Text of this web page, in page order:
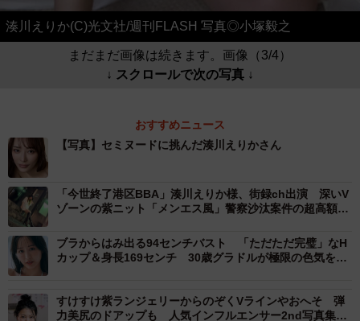
湊川えりか(C)光文社/週刊FLASH 写真◎小塚毅之
まだまだ画像は続きます。画像（3/4）
↓ スクロールで次の写真 ↓
おすすめニュース
【写真】セミヌードに挑んだ湊川えりかさん
「今世終了港区BBA」湊川えりか様、街録ch出演 深いV
ゾーンの紫ニット「メンエス風」警察沙汰案件の超高額ギ
ブラからはみ出る94センチバスト 「ただただ完璧」なH
カップ＆身長169センチ 30歳グラドルが極限の色気を表
すけすけ紫ランジェリーからのぞくVラインやおへそ 弾
力美尻のドアップも 人気インフルエンサー2nd写真集